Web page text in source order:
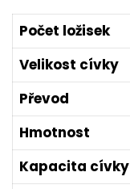
Počet ložisek
Velikost cívky
Převod
Hmotnost
Kapacita cívky